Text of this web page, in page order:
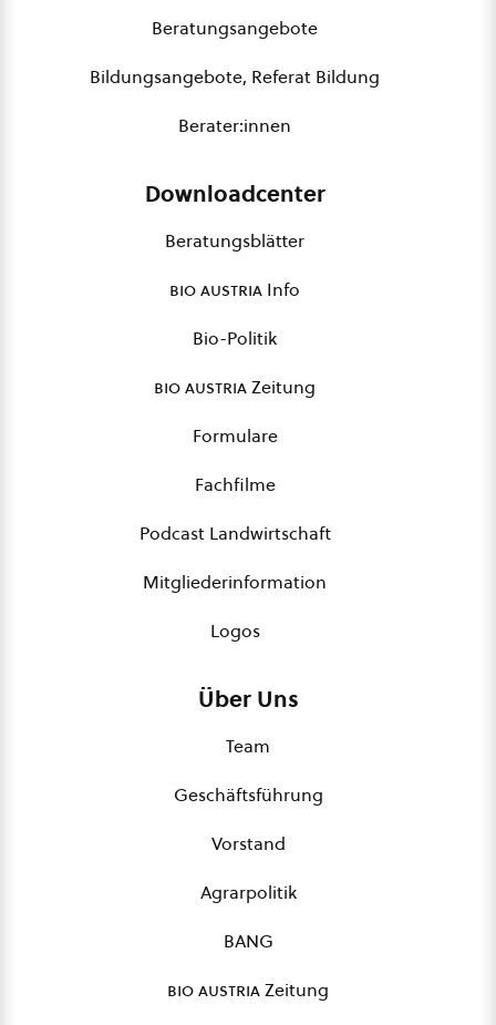
Beratungsangebote
Bildungsangebote, Referat Bildung
Berater:innen
Downloadcenter
Beratungsblätter
bio austria Info
Bio-Politik
bio austriaZeitung
Formulare
Fachfilme
Podcast Landwirtschaft
Mitgliederinformation
Logos
Über Uns
Team
Geschäftsführung
Vorstand
Agrarpolitik
BANG
bio austriaZeitung